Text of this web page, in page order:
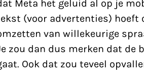
Meta het geluid al op je
(voor advertenties) hoeft
van willekeurige
zou dan dus merken dat de
Ook dat zou teveel